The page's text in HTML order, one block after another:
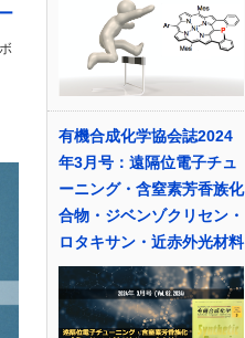
有機合成化学協会誌2024
年3月号：遠隔位電子チュ
ーニング・含窒素芳香族化
合物・ジベンゾクリセン・
ロタキサン・近赤外光材料